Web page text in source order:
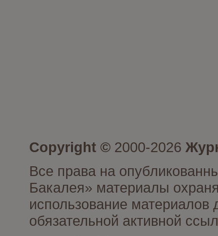
Copyright © 2000-2026
Все права на
Бакалея» материалы
использование материалов
обязательной активной